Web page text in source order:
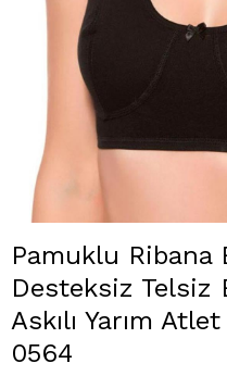
Pamuklu Ribana
Desteksiz Telsiz
Askılı Yarım
0564